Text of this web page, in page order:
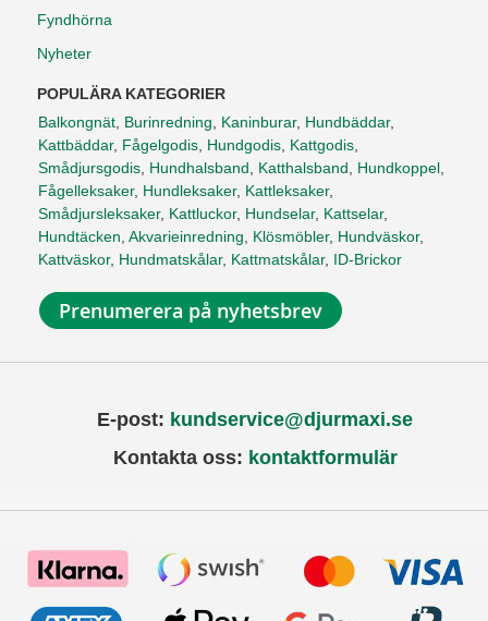
Fyndhörna
Nyheter
POPULÄRA KATEGORIER
Balkongnät, Burinredning, Kaninburar, Hundbäddar,
Kattbäddar, Fågelgodis, Hundgodis, Kattgodis,
Smådjursgodis, Hundhalsband, Katthalsband, Hundkoppel,
Fågelleksaker, Hundleksaker, Kattleksaker,
Smådjursleksaker, Kattluckor, Hundselar, Kattselar,
Hundtäcken, Akvarieinredning, Klösmöbler, Hundväskor,
Kattväskor, Hundmatskålar, Kattmatskålar, ID-Brickor
Prenumerera på nyhetsbrev
E-post: kundservice@djurmaxi.se
Kontakta oss: kontaktformulär